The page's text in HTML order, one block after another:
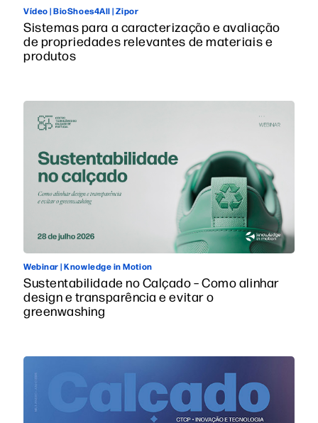
Vídeo | BioShoes4All | Zipor
Sistemas para a caracterização e avaliação
de propriedades relevantes de materiais e
produtos
Webinar | Knowledge in Motion
Sustentabilidade no Calçado – Como alinhar
design e transparência e evitar o
greenwashing